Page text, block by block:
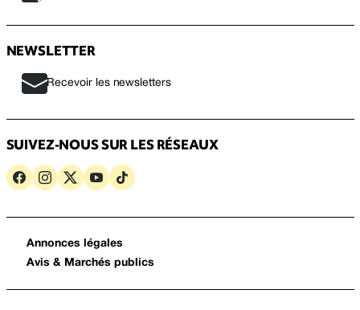
NEWSLETTER
Recevoir les newsletters
SUIVEZ-NOUS SUR LES RÉSEAUX
Annonces légales
Avis & Marchés publics